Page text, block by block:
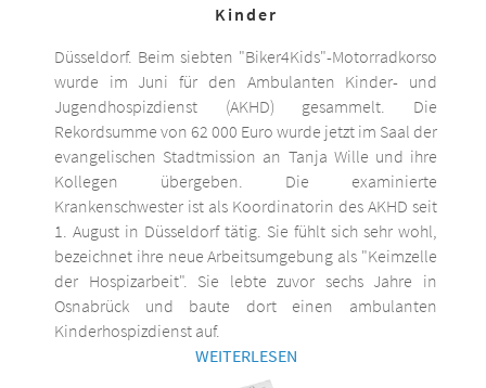
Kinder
Düsseldorf. Beim siebten "Biker4Kids"-Motorradkorso
wurde im Juni für den Ambulanten Kinder- und
Jugendhospizdienst (AKHD) gesammelt. Die
Rekordsumme von 62 000 Euro wurde jetzt im Saal der
evangelischen Stadtmission an Tanja Wille und ihre
Kollegen übergeben. Die examinierte
Krankenschwester ist als Koordinatorin des AKHD seit
1. August in Düsseldorf tätig. Sie fühlt sich sehr wohl,
bezeichnet ihre neue Arbeitsumgebung als "Keimzelle
der Hospizarbeit". Sie lebte zuvor sechs Jahre in
Osnabrück und baute dort einen ambulanten
Kinderhospizdienst auf.
WEITERLESEN